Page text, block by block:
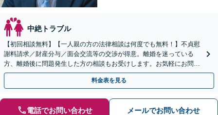
中絶トラブル
【初回相談無料】【一人親の方の法律相談は何度でも無料！】不貞慰
謝料請求／財産分与／面会交流等の交渉が得意。離婚を迷っている
方、離婚後に問題発生した方の相談もお受けします。お気軽にお問い
合わせください【完全個室相談】【藤枝駅1分】
料金表を見る
電話でお問い合わせ メールでお問い合わせ